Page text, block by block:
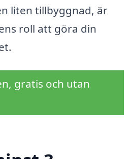
liten tillbyggnad, är
roll att göra din
gratis och utan